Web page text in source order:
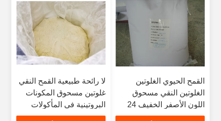
القمح الحيوي الغلوتين
الغلوتين النقي مسحوق
اللون الأصفر الخفيف 24
شهر
لا رائحة طبيعية القمح النقي
غلوتين مسحوق المكونات
البروتينية في المأكولات